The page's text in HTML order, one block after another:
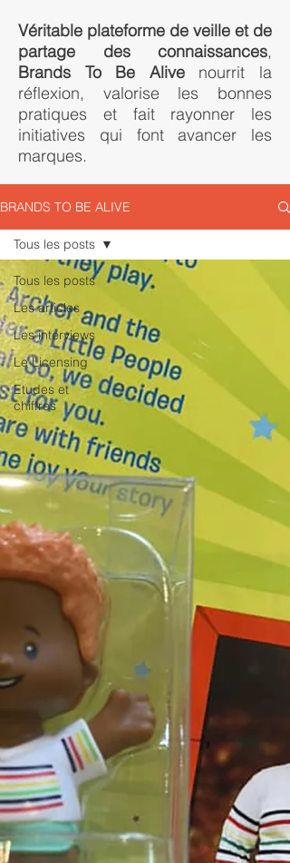
Véritable plateforme de veille et de
partage des connaissances,
Brands To Be Alivenourrit la
réflexion, valorise les bonnes
pratiques et fait rayonner les
initiatives qui font avancer les
marques.
BRANDS TO BE ALIVE
Tous les posts
Les articles
Les interviews
Le Licensing
Etudes et
chiffres
Tous les posts